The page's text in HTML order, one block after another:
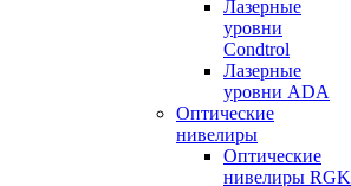
Лазерные
уровни
Condtrol
Лазерные
уровни ADA
Оптические
нивелиры
Оптические
нивелиры RGK